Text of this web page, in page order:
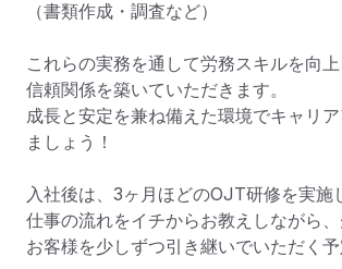
（書類作成・調査など）
これらの実務を通して労務スキルを向
信頼関係を築いていただきます。
成長と安定を兼ね備えた環境でキャリ
ましょう！
入社後は、3ヶ月ほどのOJT研修を実施
仕事の流れをイチからお教えしながら
お客様を少しずつ引き継いでいただく予